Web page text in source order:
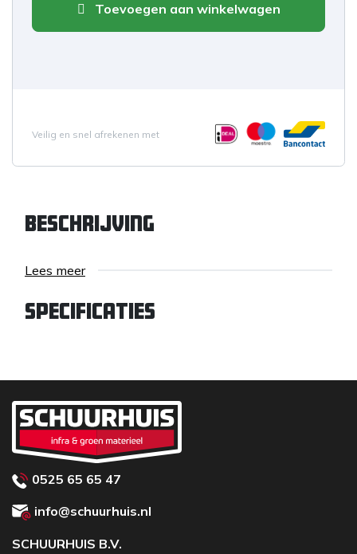
Toevoegen aan winkelwagen
Veilig en snel afrekenen met
Beschrijving
Lees meer
Specificaties
0525 65 65 47
info@schuurhuis.nl
SCHUURHUIS B.V.